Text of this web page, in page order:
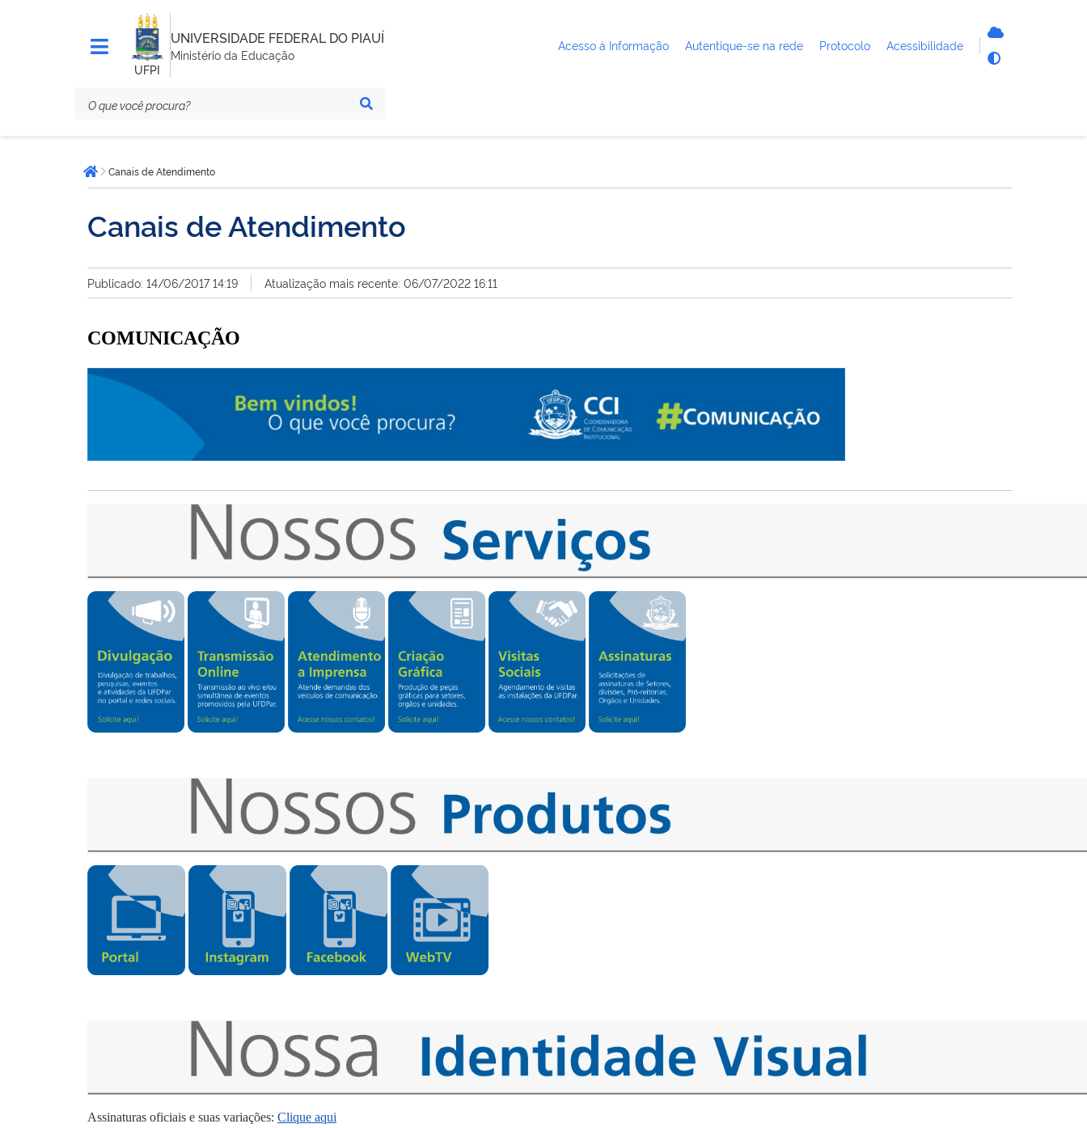
UFPI
UNIVERSIDADE FEDERAL DO PIAUÍ
Ministério da Educação
Acesso à Informação Autentique-se na rede Protocolo Acessibilidade
está
aqui:Página inicial
Canais de Atendimento
Canais de Atendimento
Publicado: 14/06/2017 14:19 Atualização mais recente: 06/07/2022 16:11
COMUNICAÇÃO
Assinaturas oficiais e suas variações: Clique aqui